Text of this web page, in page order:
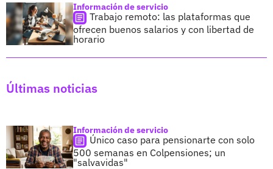
Información de servicio
Trabajo remoto: las plataformas que
ofrecen buenos salarios y con libertad de
horario
Últimas noticias
Información de servicio
Único caso para pensionarte con solo
500 semanas en Colpensiones; un
"salvavidas"